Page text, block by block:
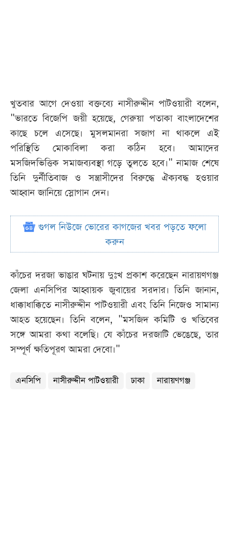
খুতবার আগে দেওয়া বক্তব্যে নাসীরুদ্দীন পাটওয়ারী বলেন,
"ভারতে বিজেপি জয়ী হয়েছে, গেরুয়া পতাকা বাংলাদেশের
কাছে চলে এসেছে। মুসলমানরা সজাগ না থাকলে এই
পরিস্থিতি মোকাবিলা করা কঠিন হবে। আমাদের
মসজিদভিত্তিক সমাজব্যবস্থা গড়ে তুলতে হবে।" নামাজ শেষে
তিনি দুর্নীতিবাজ ও সন্ত্রাসীদের বিরুদ্ধে ঐক্যবদ্ধ হওয়ার
আহ্বান জানিয়ে স্লোগান দেন।
গুগল নিউজে ভোরের কাগজের খবর পড়তে ফলো
করুন
কাঁচের দরজা ভাঙার ঘটনায় দুঃখ প্রকাশ করেছেন নারায়ণগঞ্জ
জেলা এনসিপির আহ্বায়ক জুবায়ের সরদার। তিনি জানান,
ধাক্কাধাক্কিতে নাসীরুদ্দীন পাটওয়ারী এবং তিনি নিজেও সামান্য
আহত হয়েছেন। তিনি বলেন, "মসজিদ কমিটি ও খতিবের
সঙ্গে আমরা কথা বলেছি। যে কাঁচের দরজাটি ভেঙেছে, তার
সম্পূর্ণ ক্ষতিপূরণ আমরা দেবো।"
এনসিপি নাসীরুদ্দীন পাটওয়ারী ঢাকা নারায়ণগঞ্জ